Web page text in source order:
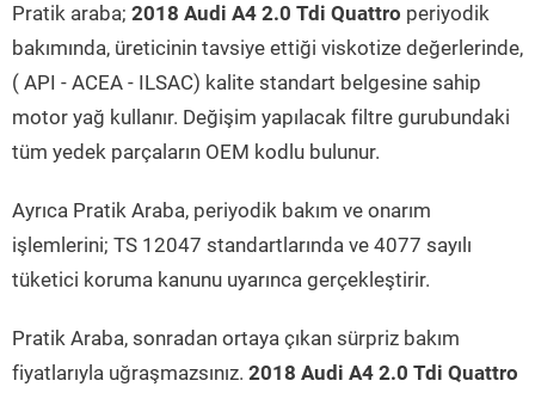
Pratik araba; 2018 Audi A4 2.0 Tdi Quattro periyodik
bakımında, üreticinin tavsiye ettiği viskotize değerlerinde,
( API - ACEA - ILSAC) kalite standart belgesine sahip
motor yağ kullanır. Değişim yapılacak filtre gurubundaki
tüm yedek parçaların OEM kodlu bulunur.
Ayrıca Pratik Araba, periyodik bakım ve onarım
işlemlerini; TS 12047 standartlarında ve 4077 sayılı
tüketici koruma kanunu uyarınca gerçekleştirir.
Pratik Araba, sonradan ortaya çıkan sürpriz bakım
fiyatlarıyla uğraşmazsınız. 2018 Audi A4 2.0 Tdi Quattro